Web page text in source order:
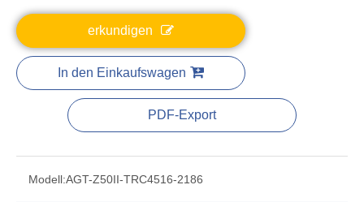
erkundigen
In den Einkaufswagen
PDF-Export
Modell:AGT-Z50II-TRC4516-2186